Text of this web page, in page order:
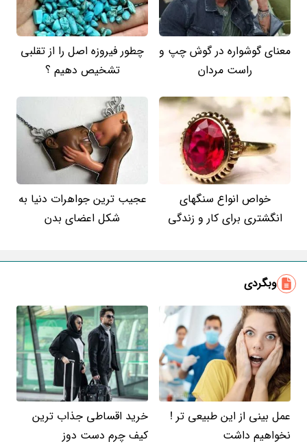
معنای گوشواره در گوش چپ و
راست مردان
چطور فیروزه اصل را از تقلبی
تشخیص دهیم ؟
خواص انواع سنگهای
انگشتری برای کار و زندگی
عجیب ترین جواهرات دنیا به
شکل اعضای بدن
وبگردی
عمل بینی از این طبیعی تر !
نخواهیم داشت
خرید اقساطی جذاب ترین
کیف چرم دست دوز